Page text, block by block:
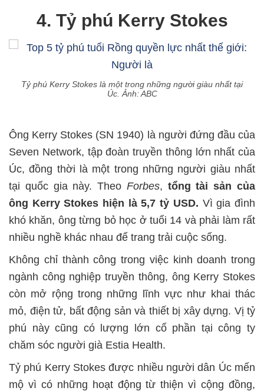
4. Tỷ phú Kerry Stokes
Tỷ phú Kerry Stokes là một trong những người giàu nhất tại
Úc. Ảnh: ABC
Ông Kerry Stokes (SN 1940) là người đứng đầu của
Seven Network, tập đoàn truyền thông lớn nhất của
Úc, đồng thời là một trong những người giàu nhất
tại quốc gia này. Theo Forbes, tổng tài sản của
ông Kerry Stokes hiện là 5,7 tỷ USD. Vì gia đình
khó khăn, ông từng bỏ học ở tuổi 14 và phải làm rất
nhiều nghề khác nhau để trang trải cuộc sống.
Không chỉ thành công trong việc kinh doanh trong
ngành công nghiệp truyền thông, ông Kerry Stokes
còn mở rộng trong những lĩnh vực như khai thác
mỏ, điện tử, bất động sản và thiết bị xây dựng. Vị tỷ
phú này cũng có lượng lớn cổ phần tại công ty
chăm sóc người già Estia Health.
Tỷ phú Kerry Stokes được nhiều người dân Úc mến
mộ vì có những hoạt động từ thiện vì cộng đồng,